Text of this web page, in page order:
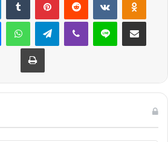
MessengerWhatsAppTelegramViber Line E-Posta ile
Yazdır